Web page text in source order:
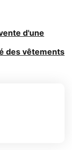
d'une
des vêtements